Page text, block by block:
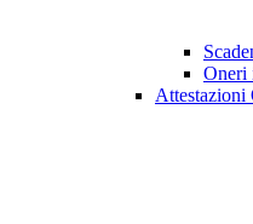
Oneri
Attestazioni